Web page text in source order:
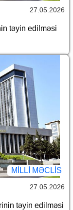
27.05.2026
təyin edilməsi
MILLI MƏCLIS
27.05.2026
təyin edilməsi